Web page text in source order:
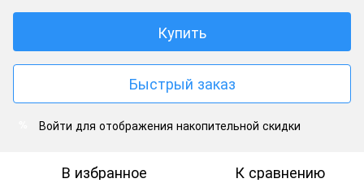
Купить
Быстрый заказ
Войти для отображения накопительной скидки
В избранное К сравнению